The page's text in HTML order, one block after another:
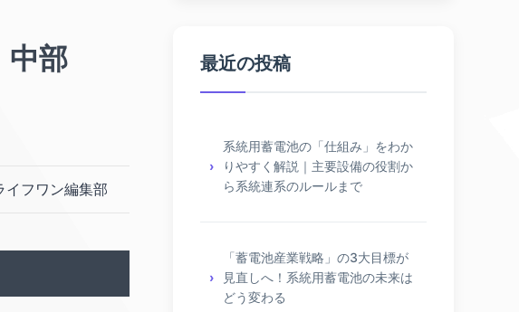
中部
イフワン編集部
最近の投稿
系統用蓄電池の「仕組み」をわか
りやすく解説｜主要設備の役割か
ら系統連系のルールまで
「蓄電池産業戦略」の3大目標が
見直しへ！系統用蓄電池の未来は
どう変わる